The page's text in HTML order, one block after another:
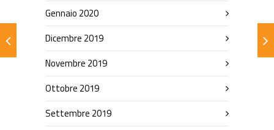
Gennaio 2020
Dicembre 2019
Novembre 2019
Ottobre 2019
Settembre 2019